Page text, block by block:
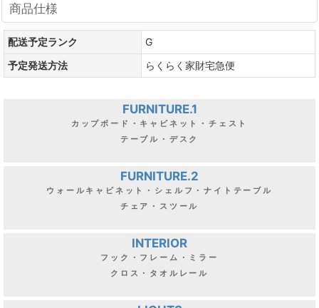
商品仕様
配送予定ランク
G
予定発送方法
らくらく家財宅急便
FURNITURE.1
カップボード・キャビネット・チェスト
テーブル・デスク
FURNITURE.2
ウォールキャビネット・シェルフ・ナイトテーブル
チェア・スツール
INTERIOR
フック・フレーム・ミラー
クロス・タオルレール